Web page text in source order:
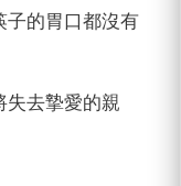
子的胃口都沒有
失去摯愛的親